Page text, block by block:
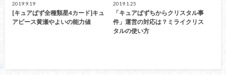
2019.9.19
[キュアぱず全種類星4カード]キュ
アピース黄瀬やよいの能力値
2019.1.25
「キュアぱずちからクリスタル事
件」運営の対応は？ミライクリス
タルの使い方